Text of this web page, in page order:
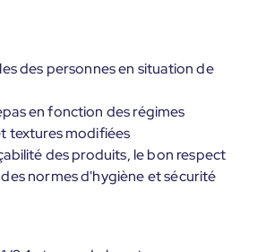
des personnes en situation de
en fonction des régimes
textures modifiées
des produits, le bon respect
normes d'hygiène et sécurité